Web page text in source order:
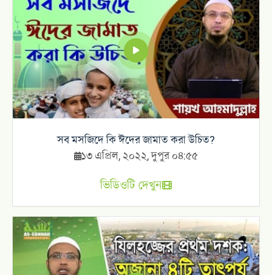
সব মসজিদে কি ঈদের জামাত করা উচিত?
১৩ এপ্রিল, ২০২২, দুপুর ০৪:৫৫
ভিডিওটি দেখুন